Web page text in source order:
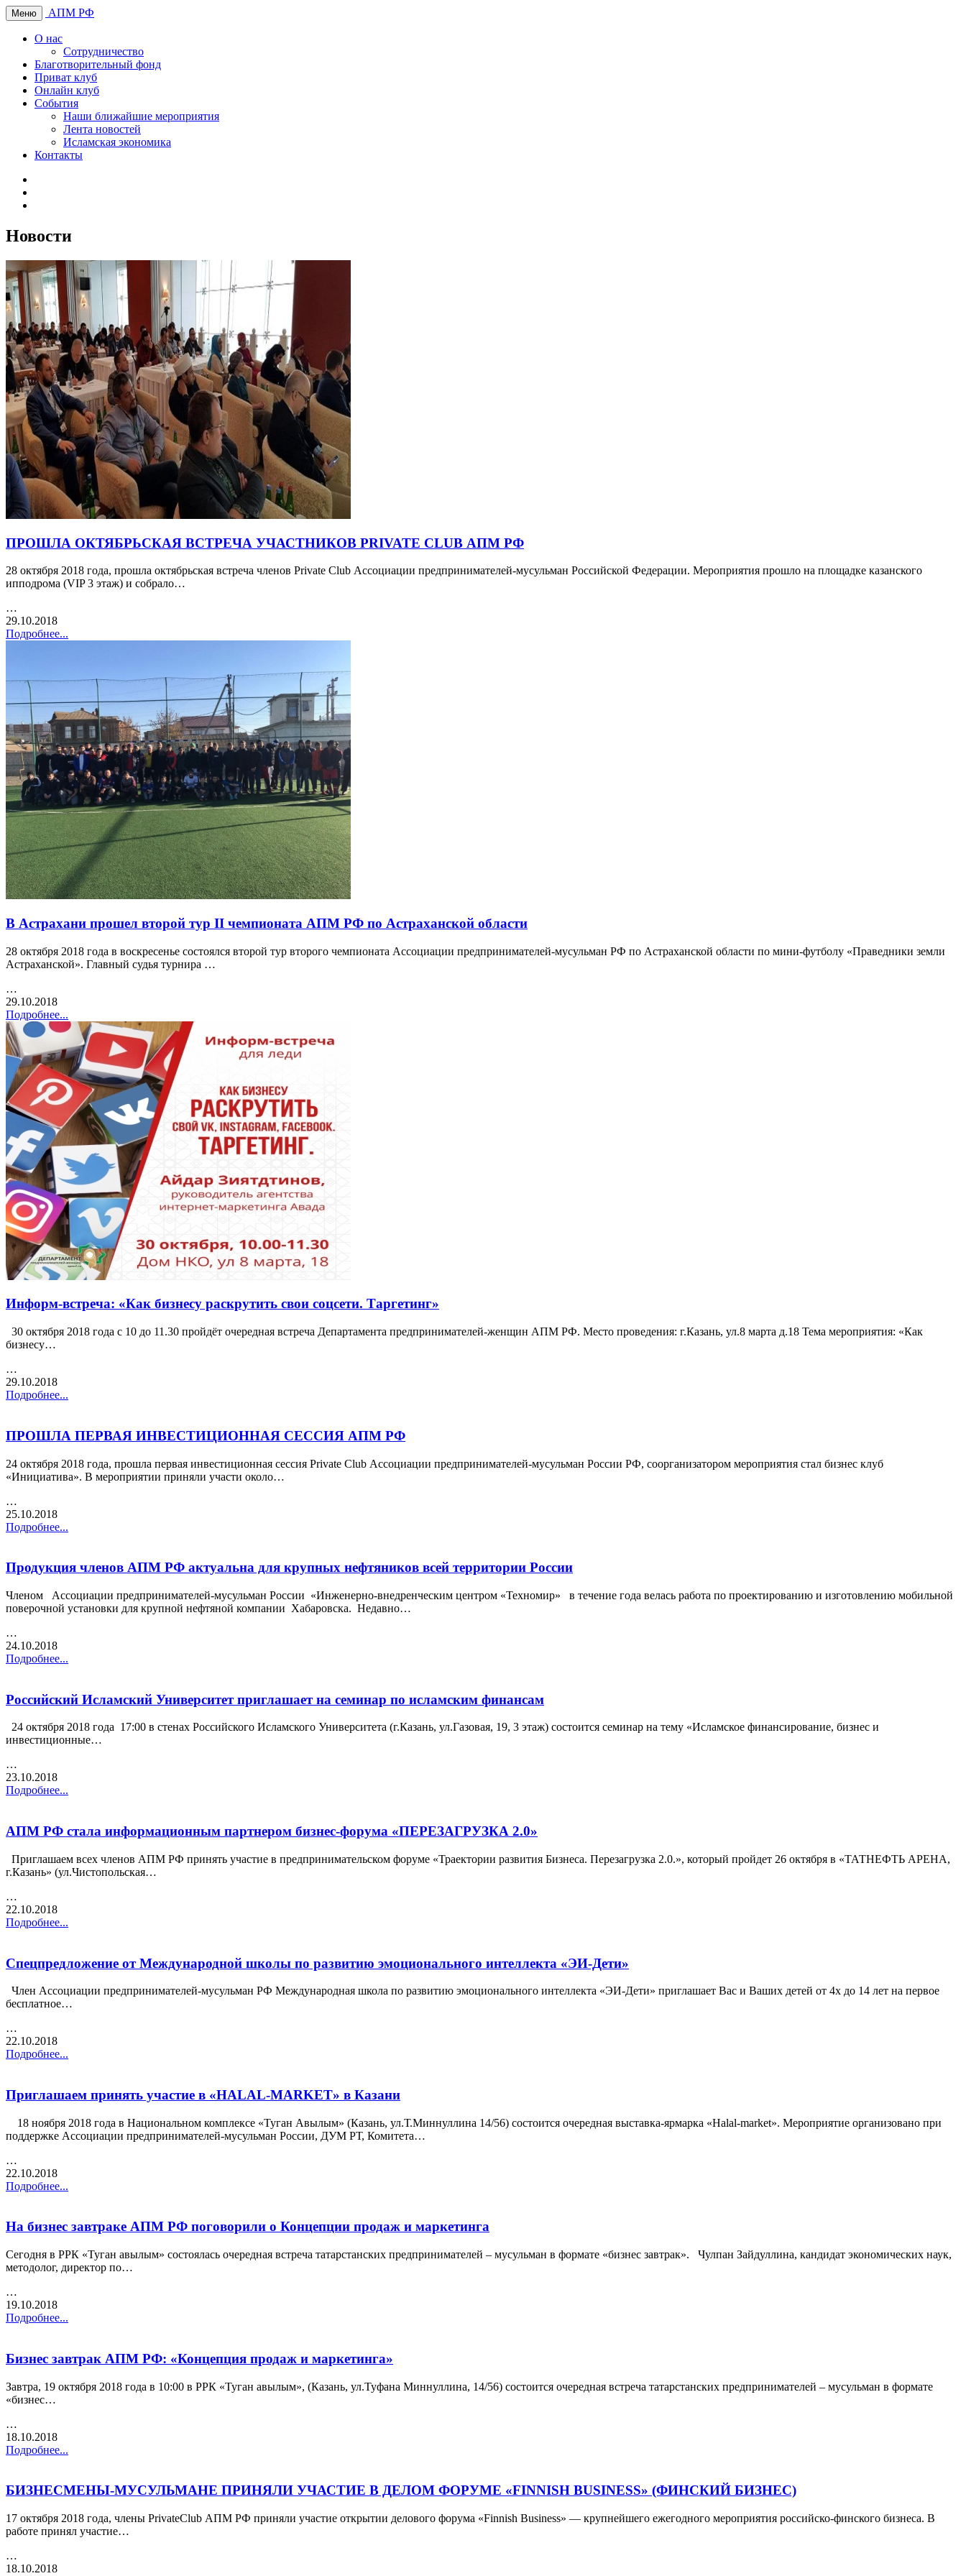
Меню АПМ РФ
О нас
Сотрудничество
Благотворительный фонд
Приват клуб
Онлайн клуб
События
Наши ближайшие мероприятия
Лента новостей
Исламская экономика
Контакты
Новости
ПРОШЛА ОКТЯБРЬСКАЯ ВСТРЕЧА УЧАСТНИКОВ PRIVATE CLUB АПМ РФ
28 октября 2018 года, прошла октябрьская встреча членов Private Club Ассоциации предпринимателей-мусульман Российской Федерации. Мероприятия прошло на площадке казанского
ипподрома (VIP 3 этаж) и собрало…
…
29.10.2018
Подробнее...
В Астрахани прошел второй тур II чемпионата АПМ РФ по Астраханской области
28 октября 2018 года в воскресенье состоялся второй тур второго чемпионата Ассоциации предпринимателей-мусульман РФ по Астраханской области по мини-футболу «Праведники земли
Астраханской». Главный судья турнира …
…
29.10.2018
Подробнее...
Информ-встреча: «Как бизнесу раскрутить свои соцсети. Таргетинг»
30 октября 2018 года с 10 до 11.30 пройдёт очередная встреча Департамента предпринимателей-женщин АПМ РФ. Место проведения: г.Казань, ул.8 марта д.18 Тема мероприятия: «Как
бизнесу…
…
29.10.2018
Подробнее...
ПРОШЛА ПЕРВАЯ ИНВЕСТИЦИОННАЯ СЕССИЯ АПМ РФ
24 октября 2018 года, прошла первая инвестиционная сессия Private Club Ассоциации предпринимателей-мусульман России РФ, соорганизатором мероприятия стал бизнес клуб
«Инициатива». В мероприятии приняли участи около…
…
25.10.2018
Подробнее...
Продукция членов АПМ РФ актуальна для крупных нефтяников всей территории России
Членом Ассоциации предпринимателей-мусульман России «Инженерно-внедренческим центром «Техномир» в течение года велась работа по проектированию и изготовлению мобильной
поверочной установки для крупной нефтяной компании Хабаровска. Недавно…
…
24.10.2018
Подробнее...
Российский Исламский Университет приглашает на семинар по исламским финансам
24 октября 2018 года 17:00 в стенах Российского Исламского Университета (г.Казань, ул.Газовая, 19, 3 этаж) состоится семинар на тему «Исламское финансирование, бизнес и
инвестиционные…
…
23.10.2018
Подробнее...
АПМ РФ стала информационным партнером бизнес-форума «ПЕРЕЗАГРУЗКА 2.0»
Приглашаем всех членов АПМ РФ принять участие в предпринимательском форуме «Траектории развития Бизнеса. Перезагрузка 2.0.», который пройдет 26 октября в «ТАТНЕФТЬ АРЕНА,
г.Казань» (ул.Чистопольская…
…
22.10.2018
Подробнее...
Спецпредложение от Международной школы по развитию эмоционального интеллекта «ЭИ-Дети»
Член Ассоциации предпринимателей-мусульман РФ Международная школа по развитию эмоционального интеллекта «ЭИ-Дети» приглашает Вас и Ваших детей от 4х до 14 лет на первое
бесплатное…
…
22.10.2018
Подробнее...
Приглашаем принять участие в «HALAL-MARKET» в Казани
18 ноября 2018 года в Национальном комплексе «Туган Авылым» (Казань, ул.Т.Миннуллина 14/56) состоится очередная выставка-ярмарка «Halal-market». Мероприятие организовано при
поддержке Ассоциации предпринимателей-мусульман России, ДУМ РТ, Комитета…
…
22.10.2018
Подробнее...
На бизнес завтраке АПМ РФ поговорили о Концепции продаж и маркетинга
Сегодня в РРК «Туган авылым» состоялась очередная встреча татарстанских предпринимателей – мусульман в формате «бизнес завтрак». Чулпан Зайдуллина, кандидат экономических наук,
методолог, директор по…
…
19.10.2018
Подробнее...
Бизнес завтрак АПМ РФ: «Концепция продаж и маркетинга»
Завтра, 19 октября 2018 года в 10:00 в РРК «Туган авылым», (Казань, ул.Туфана Миннуллина, 14/56) состоится очередная встреча татарстанских предпринимателей – мусульман в формате
«бизнес…
…
18.10.2018
Подробнее...
БИЗНЕСМЕНЫ-МУСУЛЬМАНЕ ПРИНЯЛИ УЧАСТИЕ В ДЕЛОМ ФОРУМЕ «FINNISH BUSINESS» (ФИНСКИЙ БИЗНЕС)
17 октября 2018 года, члены PrivateClub АПМ РФ приняли участие открытии делового форума «Finnish Business» — крупнейшего ежегодного мероприятия российско-финского бизнеса. В
работе принял участие…
…
18.10.2018